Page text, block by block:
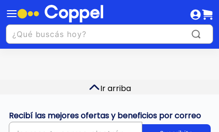
Ir arriba
Recibí las mejores ofertas y beneficios por correo